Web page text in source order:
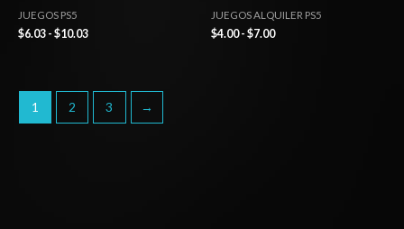
JUEGOS PS5
$6.03 - $10.03
JUEGOS ALQUILER PS5
$4.00 - $7.00
1 2 3 →